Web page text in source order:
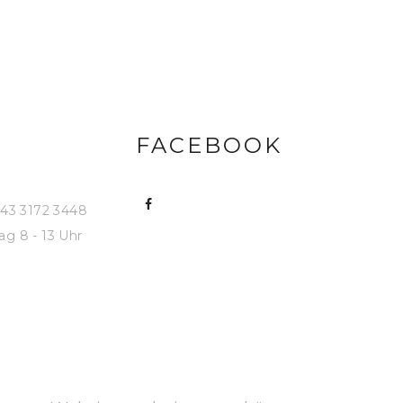
3172 3448
8 - 13 Uhr
FACEBOOK